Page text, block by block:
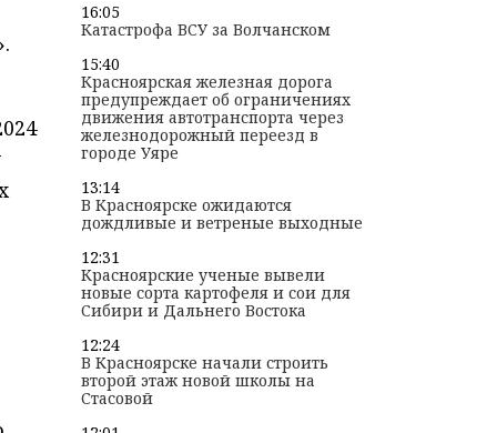
16:05
Катастрофа ВСУ за Волчанском
15:40
Красноярская железная дорога
предупреждает об ограничениях
движения автотранспорта через
железнодорожный переезд в
городе Уяре
13:14
В Красноярске ожидаются
дождливые и ветреные выходные
12:31
Красноярские ученые вывели
новые сорта картофеля и сои для
Сибири и Дальнего Востока
12:24
В Красноярске начали строить
второй этаж новой школы на
Стасовой